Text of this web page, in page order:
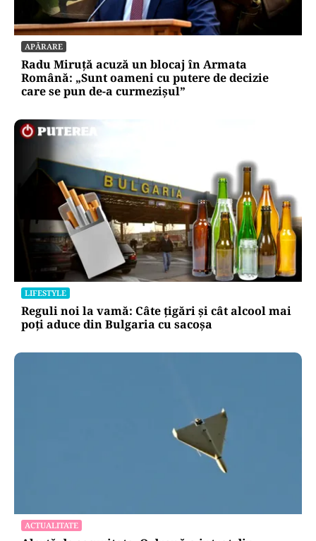
APĂRARE
Radu Miruță acuză un blocaj în Armata
Română: „Sunt oameni cu putere de decizie
care se pun de-a curmezișul”
LIFESTYLE
Reguli noi la vamă: Câte țigări și cât alcool mai
poți aduce din Bulgaria cu sacoșa
ACTUALITATE